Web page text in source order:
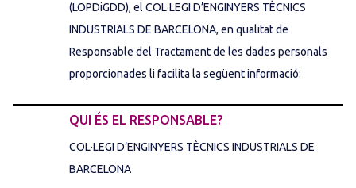
(LOPDiGDD), el COL·LEGI D’ENGINYERS TÈCNICS
INDUSTRIALS DE BARCELONA, en qualitat de
Responsable del Tractament de les dades personals
proporcionades li facilita la següent informació:
QUI ÉS EL RESPONSABLE?
COL·LEGI D’ENGINYERS TÈCNICS INDUSTRIALS DE
BARCELONA